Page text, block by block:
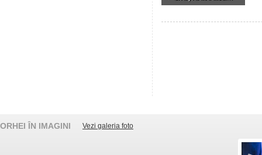
ORHEI ÎN IMAGINI Vezi galeria foto